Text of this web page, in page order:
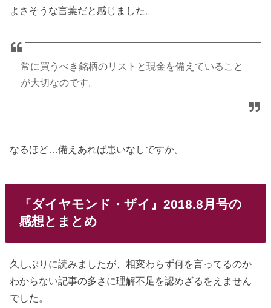
よさそうな言葉だと感じました。
常に買うべき銘柄のリストと現金を備えていること
が大切なのです。
なるほど…備えあれば患いなしですか。
『ダイヤモンド・ザイ』2018.8月号の
感想とまとめ
久しぶりに読みましたが、相変わらず何を言ってるのか
わからない記事の多さに理解不足を認めざるをえません
でした。